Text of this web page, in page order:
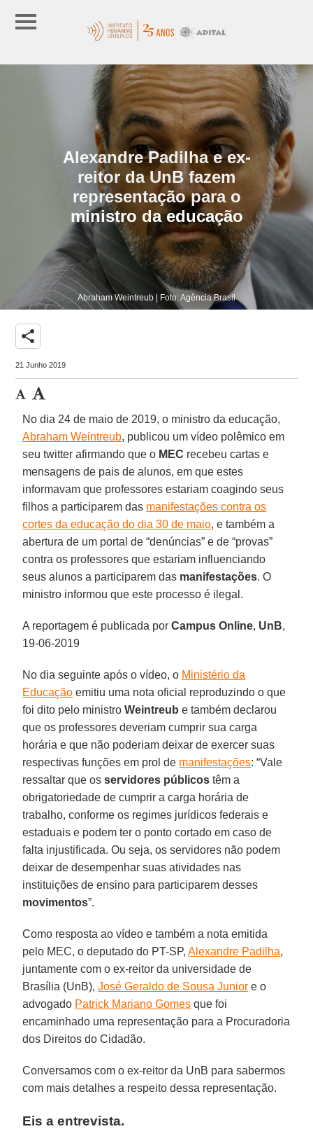
Alexandre Padilha e ex-
reitor da UnB fazem
representação para o
ministro da educação
Abraham Weintreub | Foto: Agência Brasil
share
21 Junho 2019
No dia 24 de maio de 2019, o ministro da educação,
Abraham Weintreub, publicou um vídeo polêmico em
seu twitter afirmando que o MEC recebeu cartas e
mensagens de pais de alunos, em que estes
informavam que professores estariam coagindo seus
filhos a participarem das manifestações contra os
cortes da educação do dia 30 de maio, e também a
abertura de um portal de “denúncias” e de “provas”
contra os professores que estariam influenciando
seus alunos a participarem das manifestações. O
ministro informou que este processo é ilegal.
A reportagem é publicada porCampus Online, UnB,
19-06-2019
No dia seguinte após o vídeo, o Ministério da
Educação emitiu uma nota oficial reproduzindo o que
foi dito pelo ministroWeintreub e também declarou
que os professores deveriam cumprir sua carga
horária e que não poderiam deixar de exercer suas
respectivas funções em prol de manifestações: “Vale
ressaltar que osservidores públicos têm a
obrigatoriedade de cumprir a carga horária de
trabalho, conforme os regimes jurídicos federais e
estaduais e podem ter o ponto cortado em caso de
falta injustificada. Ou seja, os servidores não podem
deixar de desempenhar suas atividades nas
instituições de ensino para participarem desses
movimentos”.
Como resposta ao vídeo e também a nota emitida
pelo MEC, o deputado do PT-SP,Alexandre Padilha,
juntamente com o ex-reitor da universidade de
Brasília (UnB),José Geraldo de Sousa Junior e o
advogado Patrick Mariano Gomes que foi
encaminhado uma representação para a Procuradoria
dos Direitos do Cidadão.
Conversamos com o ex-reitor da UnB para sabermos
com mais detalhes a respeito dessa representação.
Eis a entrevista.